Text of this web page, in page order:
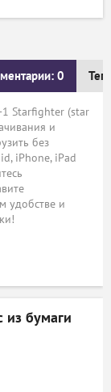
0
Starfighter (star
и
без
iPhone, iPad
удобстве и
из бумаги